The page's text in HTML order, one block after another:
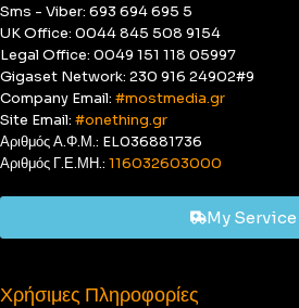
Sms - Viber: 693 694 695 5
UK Office: 0044 845 508 9154
Legal Office: 0049 151 118 05997
Gigaset Network: 230 916 24902#9
Company Email: #mostmedia.gr
Site Email: #onething.gr
Αριθμός Α.Φ.Μ.: EL036881736
Αριθμός Γ.Ε.ΜΗ.: 116032603000
My Service
Χρήσιμες Πληροφορίες